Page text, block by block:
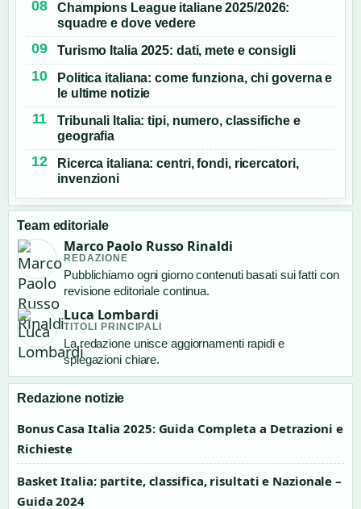
Champions League italiane 2025/2026:
squadre e dove vedere
Turismo Italia 2025: dati, mete e consigli
Politica italiana: come funziona, chi governa e
le ultime notizie
Tribunali Italia: tipi, numero, classifiche e
geografia
Ricerca italiana: centri, fondi, ricercatori,
invenzioni
Team editoriale
Marco Paolo Russo Rinaldi
REDAZIONE
Pubblichiamo ogni giorno contenuti basati sui fatti con
revisione editoriale continua.
Luca Lombardi
TITOLI PRINCIPALI
La redazione unisce aggiornamenti rapidi e
spiegazioni chiare.
Redazione notizie
Bonus Casa Italia 2025: Guida Completa a Detrazioni e
Richieste
Basket Italia: partite, classifica, risultati e Nazionale –
Guida 2024